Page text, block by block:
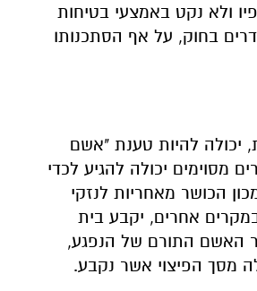
ולא נקט באמצעי בטיחות
בחוק, על אף הסתכנותו
יכולה להיות טענת "אשם
מסוימים יכולה להגיע לכדי
מכון הכושר מאחריות לנזקי
אחרים, יקבע בית
האשם התורם של הנפגע,
מסך הפיצוי אשר נקבע.